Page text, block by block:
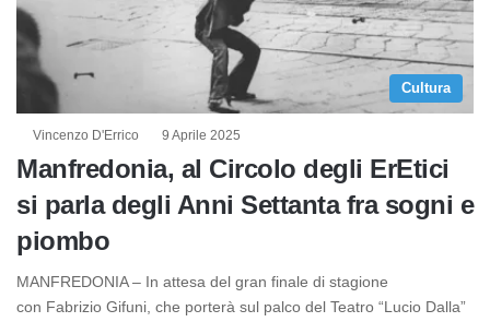
Cultura
Vincenzo D'Errico 9 Aprile 2025
Manfredonia, al Circolo degli ErEtici
si parla degli Anni Settanta fra sogni e
piombo
MANFREDONIA – In attesa del gran finale di stagione
con Fabrizio Gifuni, che porterà sul palco del Teatro “Lucio Dalla”